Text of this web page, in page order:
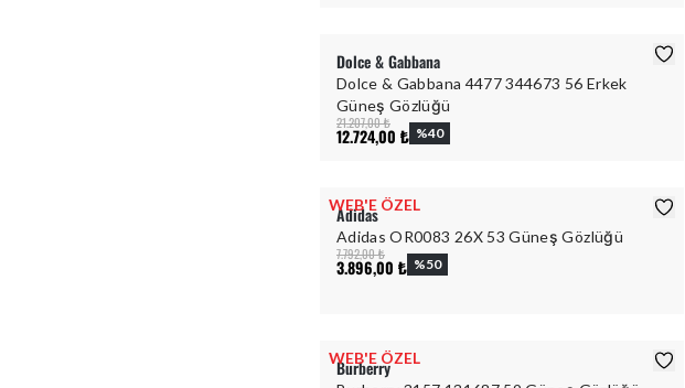
Dolce & Gabbana
Dolce & Gabbana 4477 344673 56 Erkek
Güneş Gözlüğü
21.207,00 ₺
12.724,00 ₺ %40
WEB'E ÖZEL
Adidas
Adidas OR0083 26X 53 Güneş Gözlüğü
7.792,00 ₺
3.896,00 ₺ %50
WEB'E ÖZEL
Burberry